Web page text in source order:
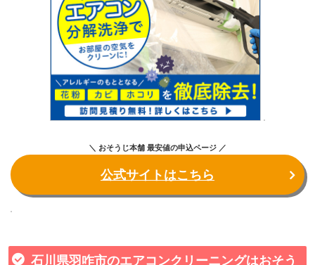
＼ おそうじ本舗 最安値の申込ページ ／
公式サイトはこちら
石川県羽咋市のエアコンクリーニングはおそう